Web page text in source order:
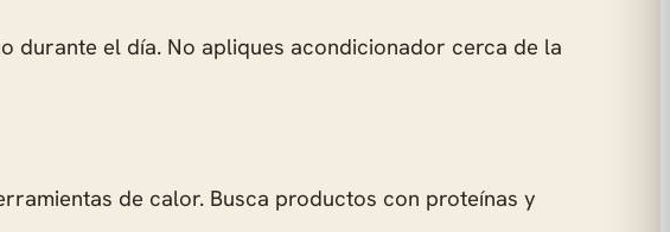
durante el día. No apliques acondicionador cerca de la
de calor. Busca productos con proteínas y